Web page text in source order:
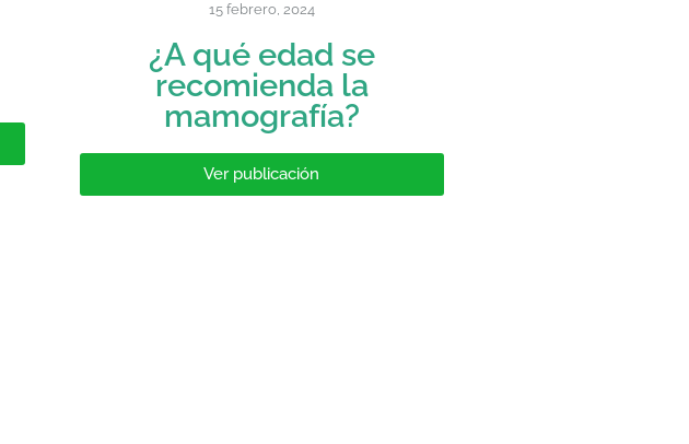
15 febrero, 2024
¿A qué edad se
recomienda la
mamografía?
Ver publicación